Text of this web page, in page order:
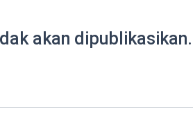
akan dipublikasikan.